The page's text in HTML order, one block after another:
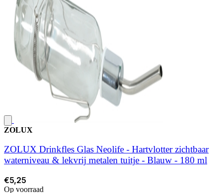
ZOLUX
ZOLUX Drinkfles Glas Neolife - Hartvlotter zichtbaar
waterniveau & lekvrij metalen tuitje - Blauw - 180 ml
€5,25
Op voorraad